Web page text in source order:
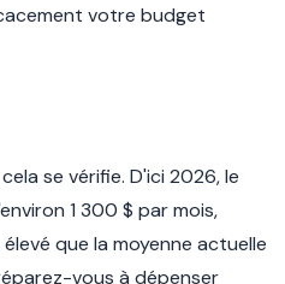
votre budget
se vérifie. D'ici 2026, le
1 300 $ par mois,
que la moyenne actuelle
vous à dépenser